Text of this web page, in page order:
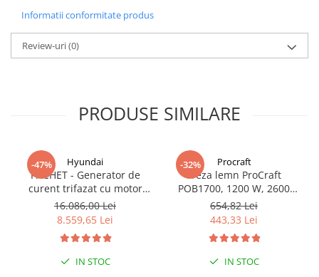
Informatii conformitate produs
Review-uri(0)
PRODUSE SIMILARE
-47% Hyundai
PACHET - Generator de
curent trifazat cu motor
diesel Hyundai DHY8600SE-
T, putere motor 12 CP,
Putere maxima 7.9 kVA,
tensiune 380 / 220 V +
Automatizare trifazata
ATS12-3P
16.086,00 Lei
8.559,65 Lei
IN STOC
-32% Procraft
Freza lemn ProCraft
POB1700, 1200 W, 2600
Rpm cu 12 freze pentru
lemn incluse in pachet
654,82 Lei
443,33 Lei
IN STOC